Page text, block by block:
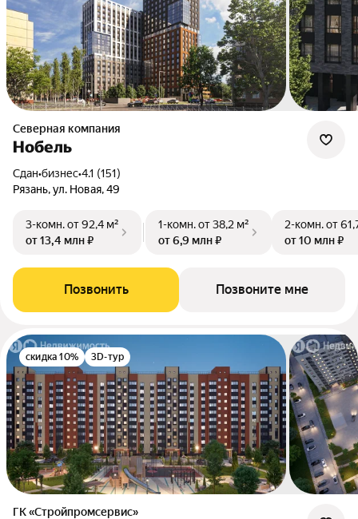
Северная компания
Нобель
Сдан•бизнес•4.1 (151)
Рязань, ул. Новая, 49
3-комн.от 92,4 м²
от 13,4 млн ₽
1-комн.от 38,2 м²
от 6,9 млн ₽
2-комн.от
от 10 млн ₽
Позвонить Позвоните мне
скидка 10% 3D-тур
ГК «Стройпромсервис»